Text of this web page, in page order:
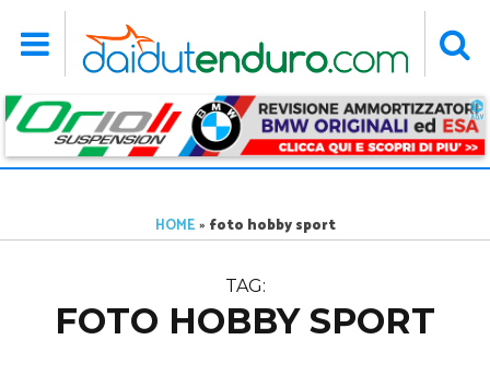
HOME» foto hobby sport
TAG:
FOTO HOBBY SPORT